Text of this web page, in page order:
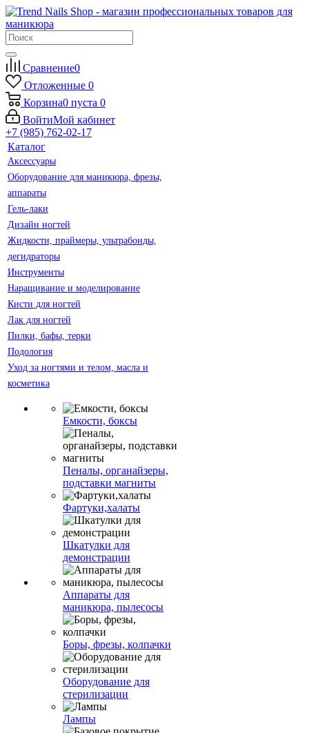
Сравнение0
Отложенные 0
Корзина0 пуста 0
ВойтиМой кабинет
+7 (985) 762-02-17
Каталог
Аксессуары
Оборудование для маникюра, фрезы,
аппараты
Гель-лаки
Дизайн ногтей
Жидкости, праймеры, ультрабонды,
дегидраторы
Инструменты
Наращивание и моделирование
Кисти для ногтей
Лак для ногтей
Пилки, бафы, терки
Подология
Уход за ногтями и телом, масла и
косметика
Емкости, боксы
Пеналы, органайзеры,
подставки магниты
Фартуки,халаты
Шкатулки для
демонстрации
Аппараты для
маникюра, пылесосы
Боры, фрезы, колпачки
Оборудование для
стерилизации
Лампы